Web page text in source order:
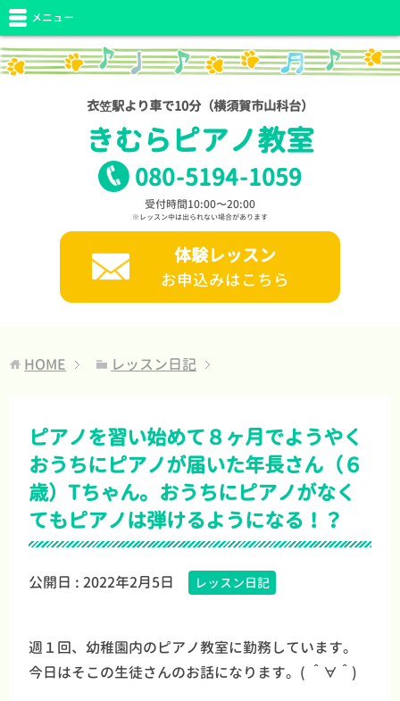
衣笠駅より車で10分（横須賀市山科台）
きむらピアノ教室
080-5194-1059
受付時間10:00〜20:00
※レッスン中は出られない場合があります
体験レッスン
お申込みはこちら
メニュー
HOME レッスン日記
ピアノを習い始めて８ヶ月でようやく
おうちにピアノが届いた年長さん（６
歳）Tちゃん。おうちにピアノがなく
てもピアノは弾けるようになる！？
公開日 :2022年2月5日 レッスン日記
週１回、幼稚園内のピアノ教室に勤務しています。
今日はそこの生徒さんのお話になります。( ＾∀＾)